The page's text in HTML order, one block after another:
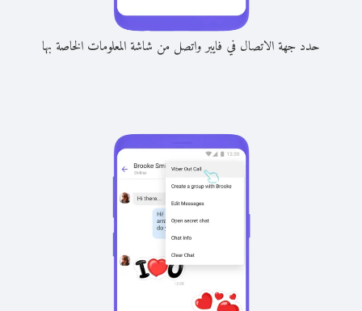
حدد جهة الاتصال في فايبر واتصل من شاشة المعلومات الخاصة بها